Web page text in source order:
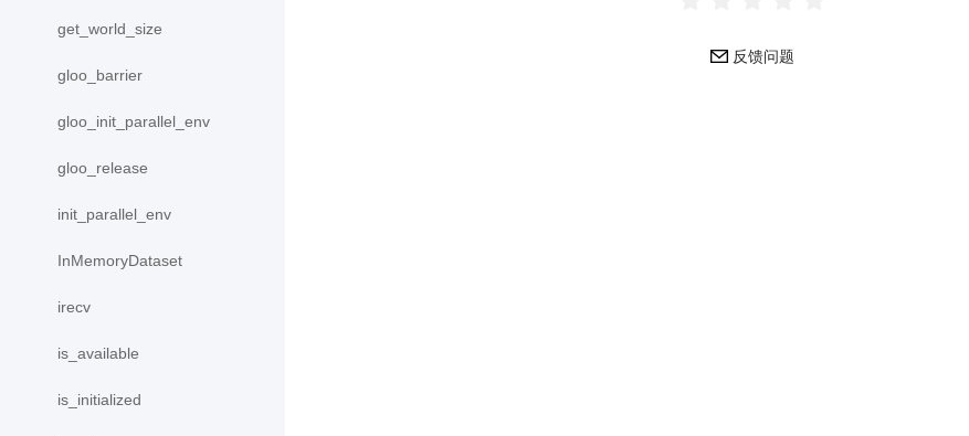
get_world_size
gloo_barrier
gloo_init_parallel_env
gloo_release
init_parallel_env
InMemoryDataset
irecv
is_available
is_initialized
反馈问题